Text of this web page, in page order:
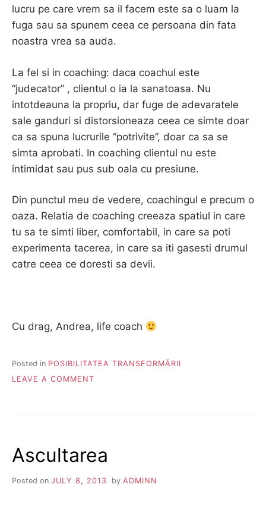
lucru pe care vrem sa il facem este sa o luam la
fuga sau sa spunem ceea ce persoana din fata
noastra vrea sa auda.
La fel si in coaching: daca coachul este
“judecator” , clientul o ia la sanatoasa. Nu
intotdeauna la propriu, dar fuge de adevaratele
sale ganduri si distorsioneaza ceea ce simte doar
ca sa spuna lucrurile “potrivite”, doar ca sa se
simta aprobati. In coaching clientul nu este
intimidat sau pus sub oala cu presiune.
Din punctul meu de vedere, coachingul e precum o
oaza. Relatia de coaching creeaza spatiul in care
tu sa te simti liber, comfortabil, in care sa poti
experimenta tacerea, in care sa iti gasesti drumul
catre ceea ce doresti sa devii.
Cu drag, Andrea, life coach
Posted in POSIBILITATEA TRANSFORMĂRII
LEAVE A COMMENT
Ascultarea
Posted on JULY 8, 2013 by ADMINN